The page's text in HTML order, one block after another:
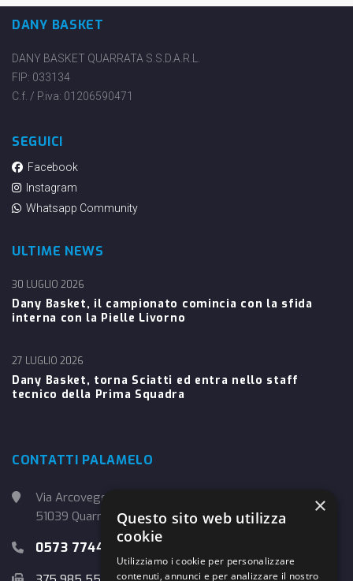
DANY BASKET
DANY BASKET QUARRATA S.S.D.A.R.L.
FIP: 033134
C.f. / P.iva: 01206590471
SEGUICI
Facebook
Instagram
Whatsapp Community
ULTIME NEWS
Dany Basket, il campionato comincia con la sfida
interna con la Pielle Livorno
30 LUGLIO 2026
Dany Basket, torna Sciatti ed entra nello staff
tecnico della Prima Squadra
27 LUGLIO 2026
CONTATTI PALAMELO
Via Arcoveggio, 4
51039 Quarrata (PT)
0573 774457
×
Questo sito web utilizza
cookie
Utilizziamo i cookie per personalizzare
contenuti, annunci e per analizzare il nostro